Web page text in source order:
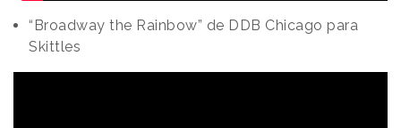
“Broadway the Rainbow” de DDB Chicago para
Skittles